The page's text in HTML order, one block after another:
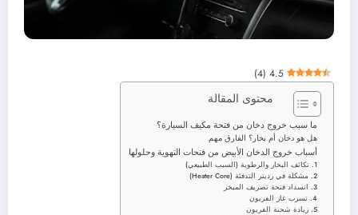
4.5
(
4
)
محتوى المقالة
ما سبب خروج دخان من فتحة مكيف السيارة؟
هل هو دخان أم بخار؟ الفارق مهم
أسباب خروج الدخان الأبيض من فتحات التهوية وحلولها
1. تكاثف البخار والرطوبة (السبب الطبيعي)
2. مشكلة في رديتر التدفئة (Heater Core)
3. انسداد فتحة تصريف المبخر
4. تسرب غاز الفريون
5. زيادة شحنة الفريون